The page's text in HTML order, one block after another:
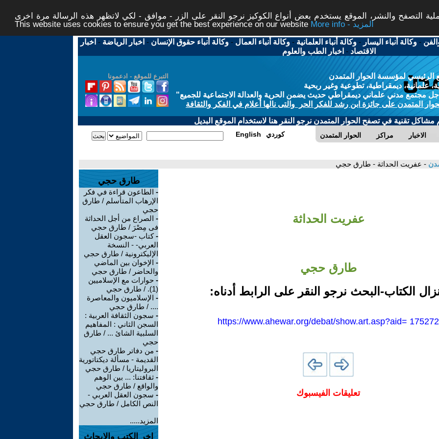
التصفح والنشر، الموقع يستخدم بعض أنواع الكوكيز نرجو النقر على الزر - موافق - لكي لاتظهر هذه الرسالة مرة اخرى -
This website uses cookies to ensure you get the best experience on our website
More info - المزيد
-وكالة أنباء اليسار -وكالة أنباء العلمانية -وكالة أنباء العمال -وكالة أنباء حقوق الإنسان - اخبار الرياضة - اخبار
الاقتصاد - اخبار الطب والعلوم
التبرع للموقع - ادعمونا
الرئيسي لمؤسسة الحوار المتمدن
علمانية، ديمقراطية، تطوعية وغير ربحية
مجتمع مدني علماني ديمقراطي حديث يضمن الحرية والعدالة الاجتماعية للجميع"
المتمدن على جائزة ابن رشد للفكر الحر والتى نالها أعلام في الفكر والثقافة
مشاكل تقنية في تصفح الحوار المتمدن نرجو النقر هنا لاستخدام الموقع البديل
الحوار المتمدن مراكز الاخبار English كوردي
- عفريت الحداثة - طارق حجي
عفريت الحداثة
طارق حجي
الكتاب-البحث نرجو النقر على الرابط أدناه:
https://www.ahewar.org/debat/show.art.asp?aid= 175272
تعليقات الفيسبوك
طارق حجي
- الطاعون قراءة في فكر
الإرهاب المتأسلم / طارق
حجي
- الصراع من أجل الحداثة
فى مِصْرَ / طارق حجي
-كتاب -سجون العقل
العربي- - النسخة
الإليكترونية / طارق حجي
- الإخوان بين الماضي
والحاضر / طارق حجي
- حوارات مع الإسلاميين
(1). / طارق حجي
- الإسلاميون والمعاصرة
.... / طارق حجي
- سجون الثقافة العربية :
السجن الثاني : المفاهيم
السلبية الشائ ... / طارق
حجي
- من دفاتر طارق حجي
القديمة - مسألة ديكتاتورية
البروليتاريا / طارق حجي
- ثقافتنا: ... بين الوهم
والواقع / طارق حجي
- سجون العقل العربي -
النص الكامل / طارق حجي
المزيد.....
اخر الكتب والابحاث